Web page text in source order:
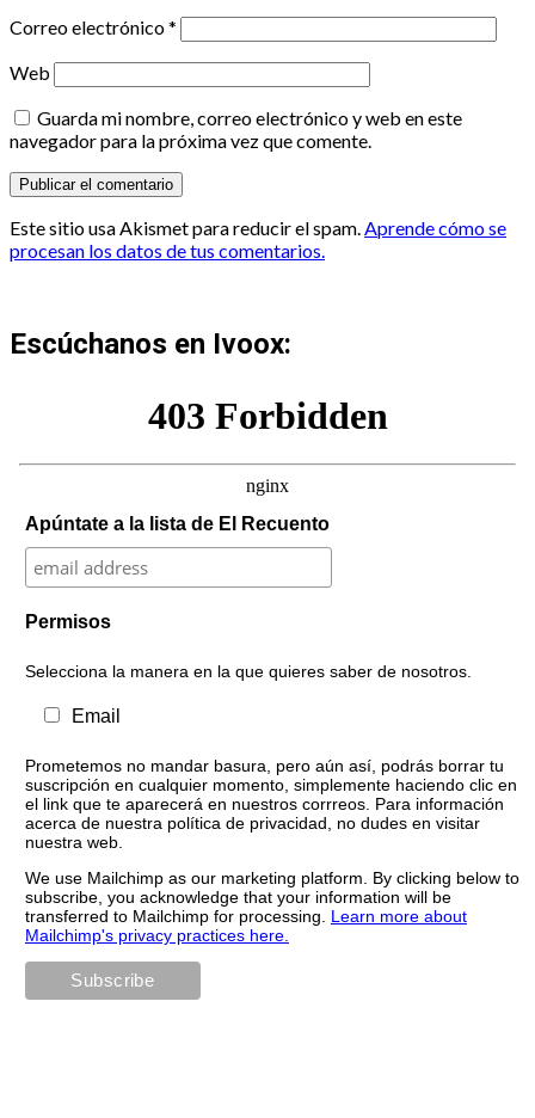
Correo electrónico*
Web
Guarda mi nombre, correo electrónico y web en este
navegador para la próxima vez que comente.
Este sitio usa Akismet para reducir el spam.Aprende cómo se
procesan los datos de tus comentarios.
Escúchanos en Ivoox:
Apúntate a la lista de El Recuento
Permisos
Selecciona la manera en la que quieres saber de nosotros.
Email
Prometemos no mandar basura, pero aún así, podrás borrar tu
suscripción en cualquier momento, simplemente haciendo clic en
el link que te aparecerá en nuestros corrreos. Para información
acerca de nuestra política de privacidad, no dudes en visitar
nuestra web.
We use Mailchimp as our marketing platform. By clicking below to
subscribe, you acknowledge that your information will be
transferred to Mailchimp for processing. Learn more about
Mailchimp's privacy practices here.